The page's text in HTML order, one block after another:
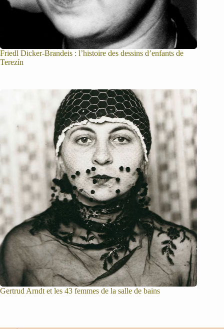
Friedl Dicker-Brandeis : l’histoire des dessins d’enfants de
Terezín
Gertrud Arndt et les 43 femmes de la salle de bains